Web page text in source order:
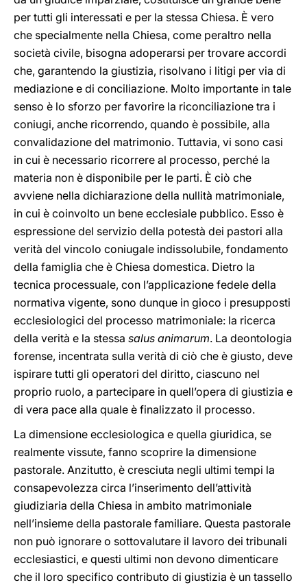
per tutti gli interessati e per la stessa Chiesa. È vero
che specialmente nella Chiesa, come peraltro nella
società civile, bisogna adoperarsi per trovare accordi
che, garantendo la giustizia, risolvano i litigi per via di
mediazione e di conciliazione. Molto importante in tale
senso è lo sforzo per favorire la riconciliazione tra i
coniugi, anche ricorrendo, quando è possibile, alla
convalidazione del matrimonio. Tuttavia, vi sono casi
in cui è necessario ricorrere al processo, perché la
materia non è disponibile per le parti. È ciò che
avviene nella dichiarazione della nullità matrimoniale,
in cui è coinvolto un bene ecclesiale pubblico. Esso è
espressione del servizio della potestà dei pastori alla
verità del vincolo coniugale indissolubile, fondamento
della famiglia che è Chiesa domestica. Dietro la
tecnica processuale, con l’applicazione fedele della
normativa vigente, sono dunque in gioco i presupposti
ecclesiologici del processo matrimoniale: la ricerca
della verità e la stessa salus animarum. La deontologia
forense, incentrata sulla verità di ciò che è giusto, deve
ispirare tutti gli operatori del diritto, ciascuno nel
proprio ruolo, a partecipare in quell’opera di giustizia e
di vera pace alla quale è finalizzato il processo.
La dimensione ecclesiologica e quella giuridica, se
realmente vissute, fanno scoprire la dimensione
pastorale. Anzitutto, è cresciuta negli ultimi tempi la
consapevolezza circa l’inserimento dell’attività
giudiziaria della Chiesa in ambito matrimoniale
nell’insieme della pastorale familiare. Questa pastorale
non può ignorare o sottovalutare il lavoro dei tribunali
ecclesiastici, e questi ultimi non devono dimenticare
che il loro specifico contributo di giustizia è un tassello